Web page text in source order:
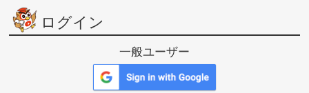
ログイン
一般ユーザー